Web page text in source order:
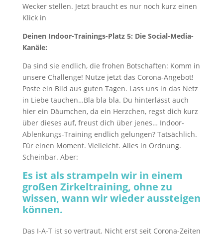
Wecker stellen. Jetzt braucht es nur noch kurz einen
Klick in
Deinen Indoor-Trainings-Platz 5: Die Social-Media-
Kanäle:
Da sind sie endlich, die frohen Botschaften: Komm in
unsere Challenge! Nutze jetzt das Corona-Angebot!
Poste ein Bild aus guten Tagen. Lass uns in das Netz
in Liebe tauchen…Bla bla bla. Du hinterlässt auch
hier ein Däumchen, da ein Herzchen, regst dich kurz
über dieses auf, freust dich über jenes… Indoor-
Ablenkungs-Training endlich gelungen? Tatsächlich.
Für einen Moment. Vielleicht. Alles in Ordnung.
Scheinbar. Aber:
Es ist als strampeln wir in einem
großen Zirkeltraining, ohne zu
wissen, wann wir wieder aussteigen
können.
Das I-A-T ist so vertraut. Nicht erst seit Corona-Zeiten